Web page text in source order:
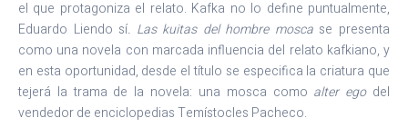
el que protagoniza el relato. Kafka no lo define puntualmente,
Eduardo Liendo sí. Las kuitas del hombre moscase presenta
como una novela con marcada influencia del relato kafkiano, y
en esta oportunidad, desde el título se especifica la criatura que
tejerá la trama de la novela: una mosca como alter egodel
vendedor de enciclopedias Temístocles Pacheco.